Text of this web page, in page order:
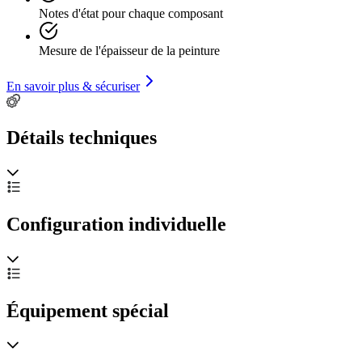
Notes d'état pour chaque composant
Mesure de l'épaisseur de la peinture
En savoir plus & sécuriser
Détails techniques
Configuration individuelle
Équipement spécial